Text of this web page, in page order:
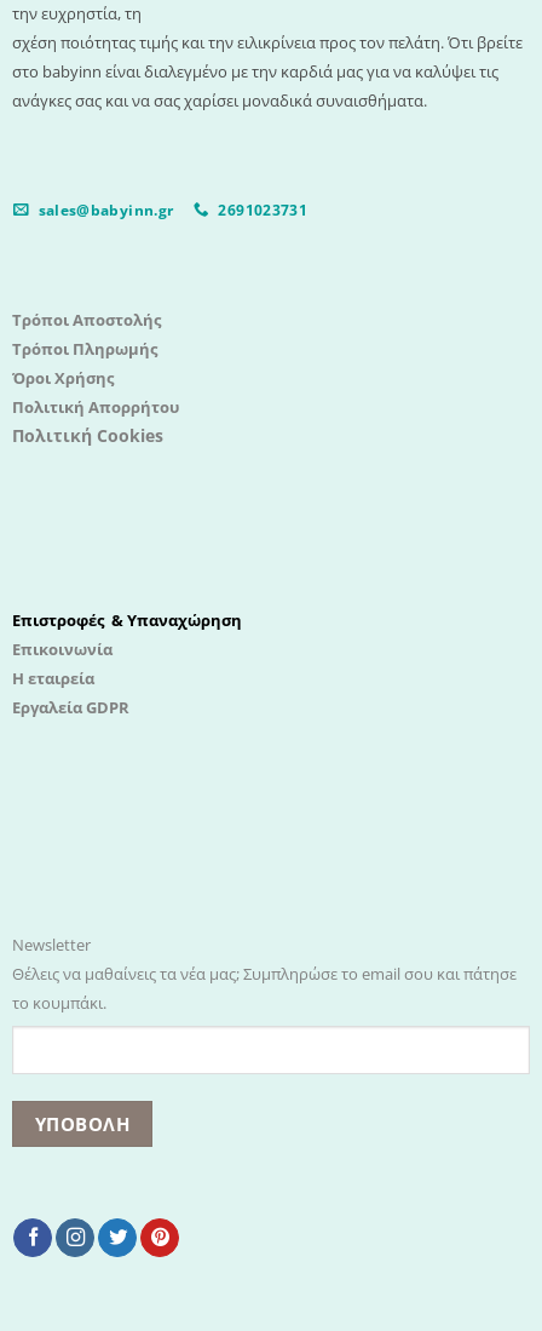
την ευχρηστία, τη
σχέση ποιότητας τιμής και την ειλικρίνεια προς τον πελάτη. Ότι βρείτε
στο babyinn είναι διαλεγμένο με την καρδιά μας για να καλύψει τις
ανάγκες σας και να σας χαρίσει μοναδικά συναισθήματα.
sales@babyinn.gr 2691023731
Τρόποι Αποστολής
Τρόποι Πληρωμής
Όροι Χρήσης
Πολιτική Απορρήτου
Πολιτική Cookies
Επιστροφές & Υπαναχώρηση
Επικοινωνία
Η εταιρεία
Εργαλεία GDPR
Newsletter
Θέλεις να μαθαίνεις τα νέα μας; Συμπληρώσε το email σου και πάτησε
το κουμπάκι.